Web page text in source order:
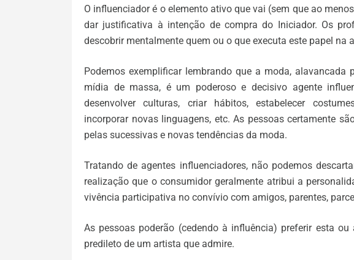
O influenciador é o elemento ativo que vai (sem que ao
dar justificativa à intenção de compra do Iniciador. Os
descobrir mentalmente quem ou o que executa este papel na
Podemos exemplificar lembrando que a moda, alavancada
mídia de massa, é um poderoso e decisivo agente
desenvolver culturas, criar hábitos, estabelecer
incorporar novas linguagens, etc. As pessoas certamente
pelas sucessivas e novas tendências da moda.
Tratando de agentes influenciadores, não podemos
realização que o consumidor geralmente atribui a
vivência participativa no convívio com amigos, parentes,
As pessoas poderão (cedendo à influência) preferir esta
predileto de um artista que admire.